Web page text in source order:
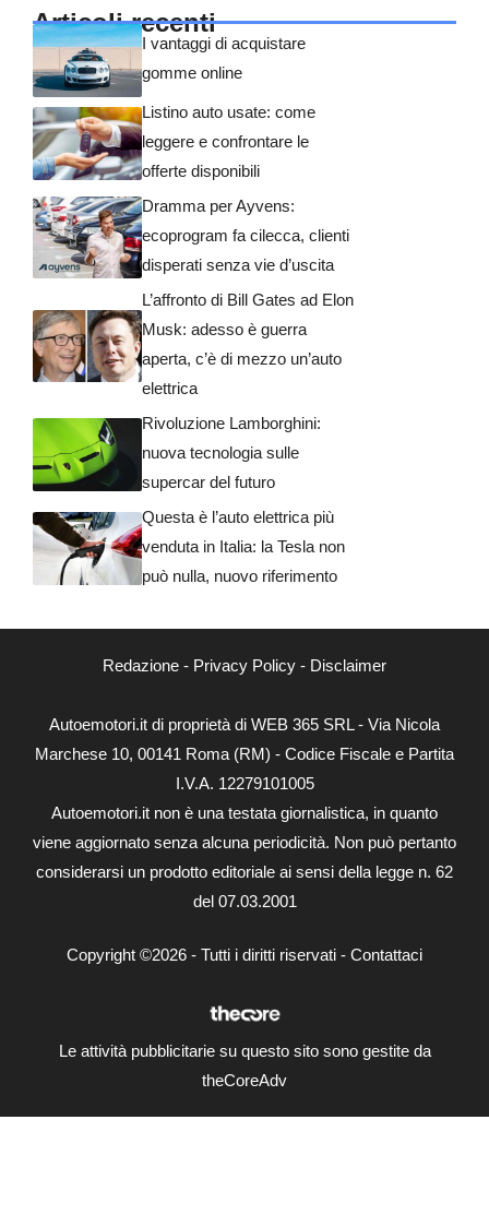
Articoli recenti
I vantaggi di acquistare
gomme online
Listino auto usate: come
leggere e confrontare le
offerte disponibili
Dramma per Ayvens:
ecoprogram fa cilecca, clienti
disperati senza vie d’uscita
L’affronto di Bill Gates ad Elon
Musk: adesso è guerra
aperta, c’è di mezzo un’auto
elettrica
Rivoluzione Lamborghini:
nuova tecnologia sulle
supercar del futuro
Questa è l’auto elettrica più
venduta in Italia: la Tesla non
può nulla, nuovo riferimento
Redazione - Privacy Policy - Disclaimer
Autoemotori.it di proprietà di WEB 365 SRL - Via Nicola
Marchese 10, 00141 Roma (RM) - Codice Fiscale e Partita
I.V.A. 12279101005
Autoemotori.it non è una testata giornalistica, in quanto
viene aggiornato senza alcuna periodicità. Non può pertanto
considerarsi un prodotto editoriale ai sensi della legge n. 62
del 07.03.2001
Copyright ©2026 - Tutti i diritti riservati - Contattaci
Le attività pubblicitarie su questo sito sono gestite da
theCoreAdv